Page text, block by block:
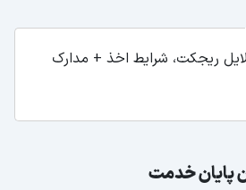
ریجکت، شرایط اخذ + مدارک
پایان خدمت